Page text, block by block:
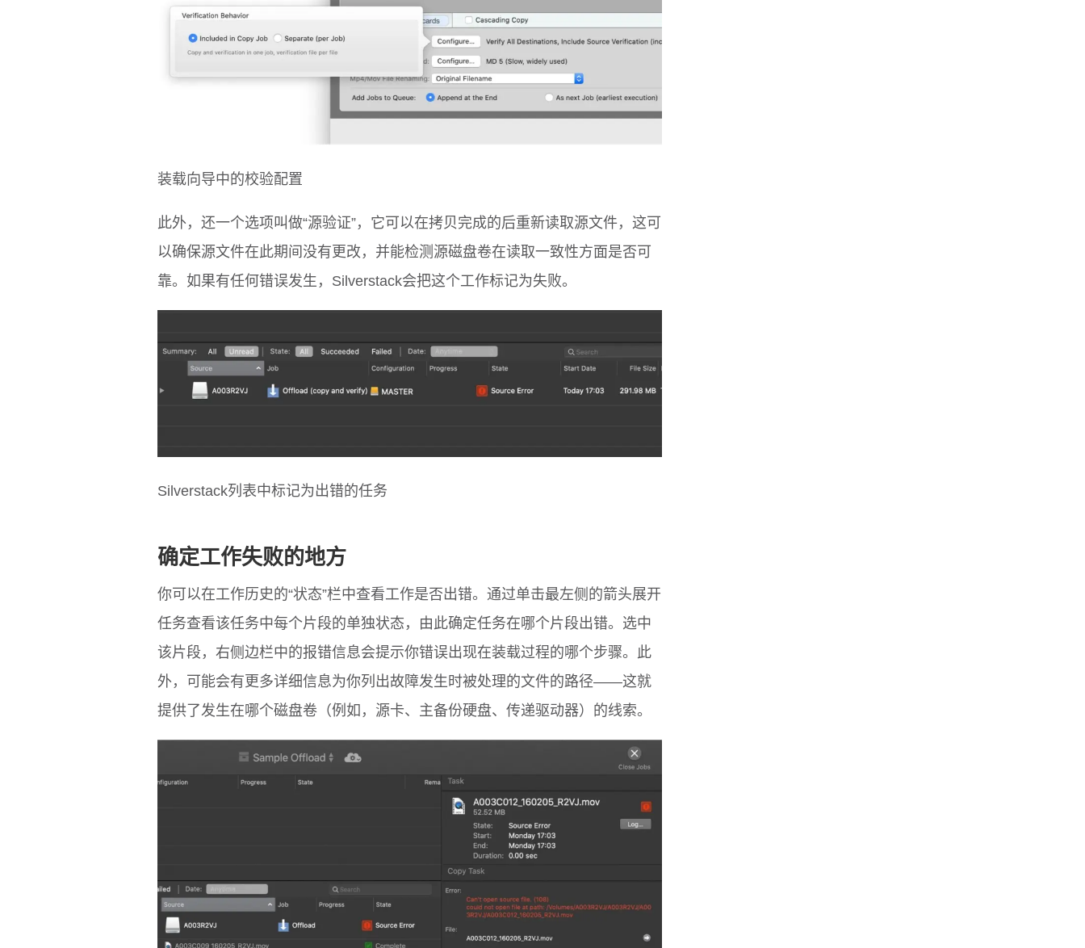
装载向导中的校验配置
此外，还一个选项叫做“源验证”，它可以在拷贝完成的后重新读取源文件，这可
以确保源文件在此期间没有更改，并能检测源磁盘卷在读取一致性方面是否可
靠。如果有任何错误发生，Silverstack会把这个工作标记为失败。
Silverstack列表中标记为出错的任务
确定工作失败的地方
你可以在工作历史的“状态”栏中查看工作是否出错。通过单击最左侧的箭头展开
任务查看该任务中每个片段的单独状态，由此确定任务在哪个片段出错。选中
该片段，右侧边栏中的报错信息会提示你错误出现在装载过程的哪个步骤。此
外，可能会有更多详细信息为你列出故障发生时被处理的文件的路径——这就
提供了发生在哪个磁盘卷（例如，源卡、主备份硬盘、传递驱动器）的线索。